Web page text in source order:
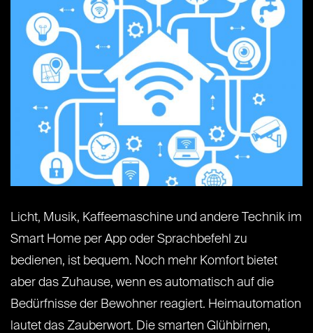
Licht, Musik, Kaffeemaschine und andere Technik im
Smart Home per App oder Sprachbefehl zu
bedienen, ist bequem. Noch mehr Komfort bietet
aber das Zuhause, wenn es automatisch auf die
Bedürfnisse der Bewohner reagiert. Heimautomation
lautet das Zauberwort. Die smarten Glühbirnen,